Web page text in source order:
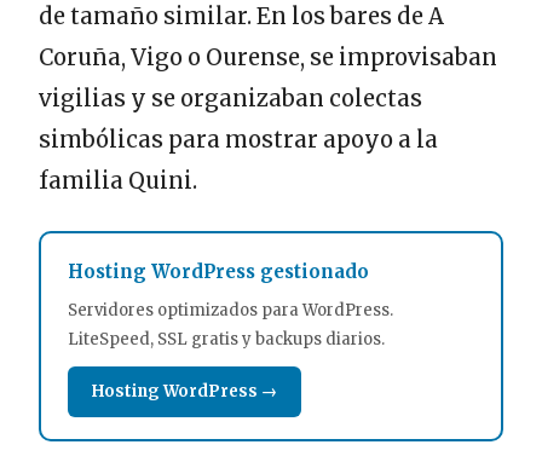
de tamaño similar. En los bares de A
Coruña, Vigo o Ourense, se improvisaban
vigilias y se organizaban colectas
simbólicas para mostrar apoyo a la
familia Quini.
Hosting WordPress gestionado
Servidores optimizados para WordPress.
LiteSpeed, SSL gratis y backups diarios.
Hosting WordPress →